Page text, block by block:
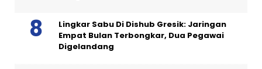
Lingkar Sabu Di Dishub Gresik: Jaringan
Empat Bulan Terbongkar, Dua Pegawai
Digelandang